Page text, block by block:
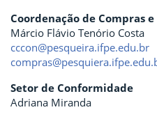
Coordenação de Compras
Márcio Flávio Tenório Costa
cccon@pesqueira.ifpe.edu.br
Setor de Conformidade
Adriana Miranda